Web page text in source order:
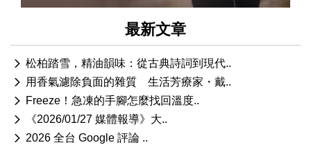
最新文章
松柏踏雪，精油韻味：從古典詩詞到現代..
用香氣濾除負面的雜質 生活芳療家・戴..
Freeze！急凍的手腳怎麼找回溫度..
《2026/01/27 媒體報導》大..
2026 全台 Google 評論 ..